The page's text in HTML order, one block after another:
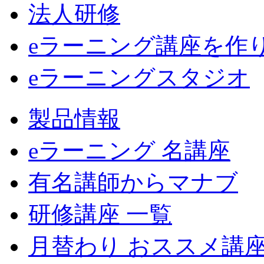
法人研修
eラーニング講座を作
eラーニングスタジオ
製品情報
eラーニング 名講座
有名講師からマナブ
研修講座 一覧
月替わり おススメ講